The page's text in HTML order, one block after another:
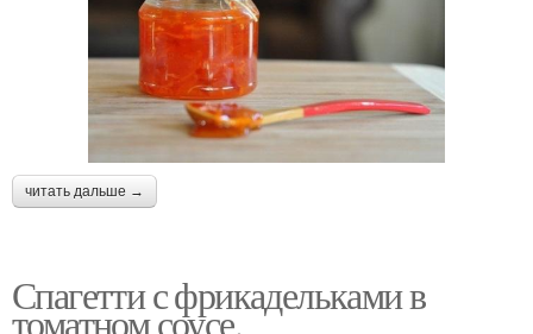
читать дальше →
Спагетти с фрикадельками в
томатном соусе.